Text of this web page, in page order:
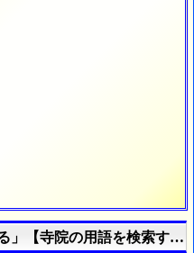
」【寺院の用語を検索する